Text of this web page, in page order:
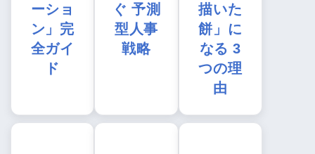
ーショ
ン」完
全ガイ
ド
ぐ 予測
型人事
戦略
描いた
餅」に
なる 3
つの理
由